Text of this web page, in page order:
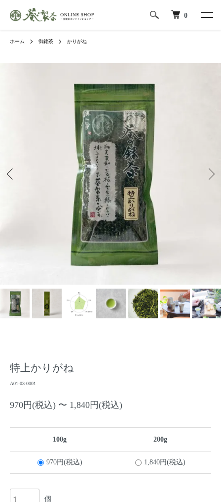
0
ホーム 御銘茶 かりがね
特上かりがね
A01-03-0001
970円(税込) 〜 1,840円(税込)
100g 200g
970円(税込) 1,840円(税込)
個